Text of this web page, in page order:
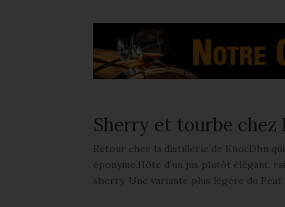
Sherry et tourbe chez
Retour chez la distillerie de KnocDhu
éponyme.Hôte d’un jus plutôt élégant,
sherry. Une variante plus légère du